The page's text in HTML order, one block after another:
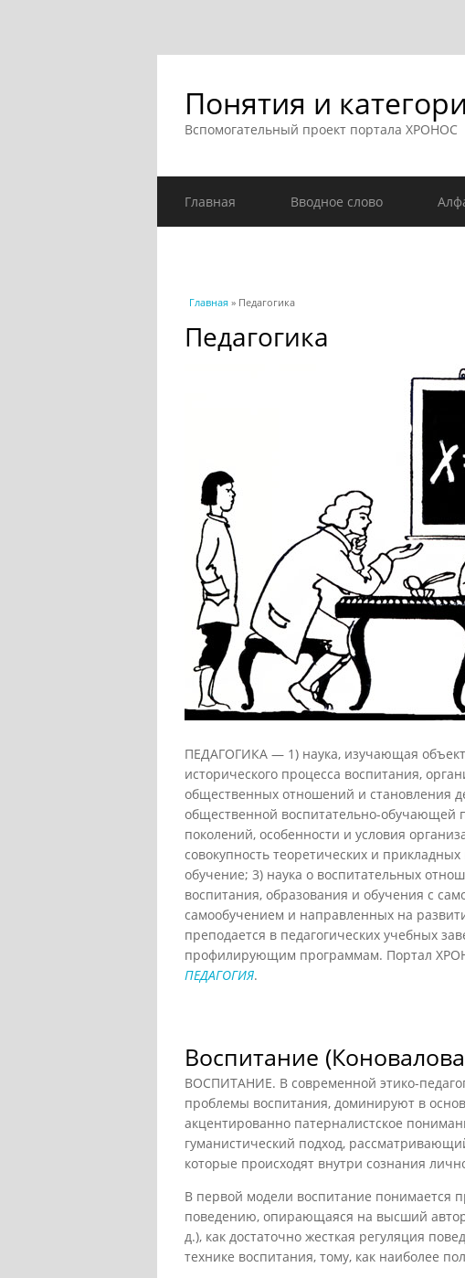
Понятия и
Вспомогательный проект портала ХРОНОС
Главная Вводное слово
Вы здесь
Главная » Педагогика
Педагогика
ПЕДАГОГИКА — 1) наука, изучающая
исторического процесса воспитания,
общественных отношений и становления
общественной воспитательно-
поколений, особенности и условия
совокупность теоретических и
обучение; 3) наука о воспитательных
воспитания, образования и обучения с
самообучением и направленных на
преподается в педагогических учебных
профилирующим программам. Портал
ПЕДАГОГИЯ.
Воспитание
ВОСПИТАНИЕ. В современной этико-
проблемы воспитания, доминируют в
акцентированно патерналистское
гуманистический подход,
которые происходят внутри сознания
В первой модели воспитание понимается
поведению, опирающаяся на высший
д.), как достаточно жесткая регуляция
технике воспитания, тому, как наиболее